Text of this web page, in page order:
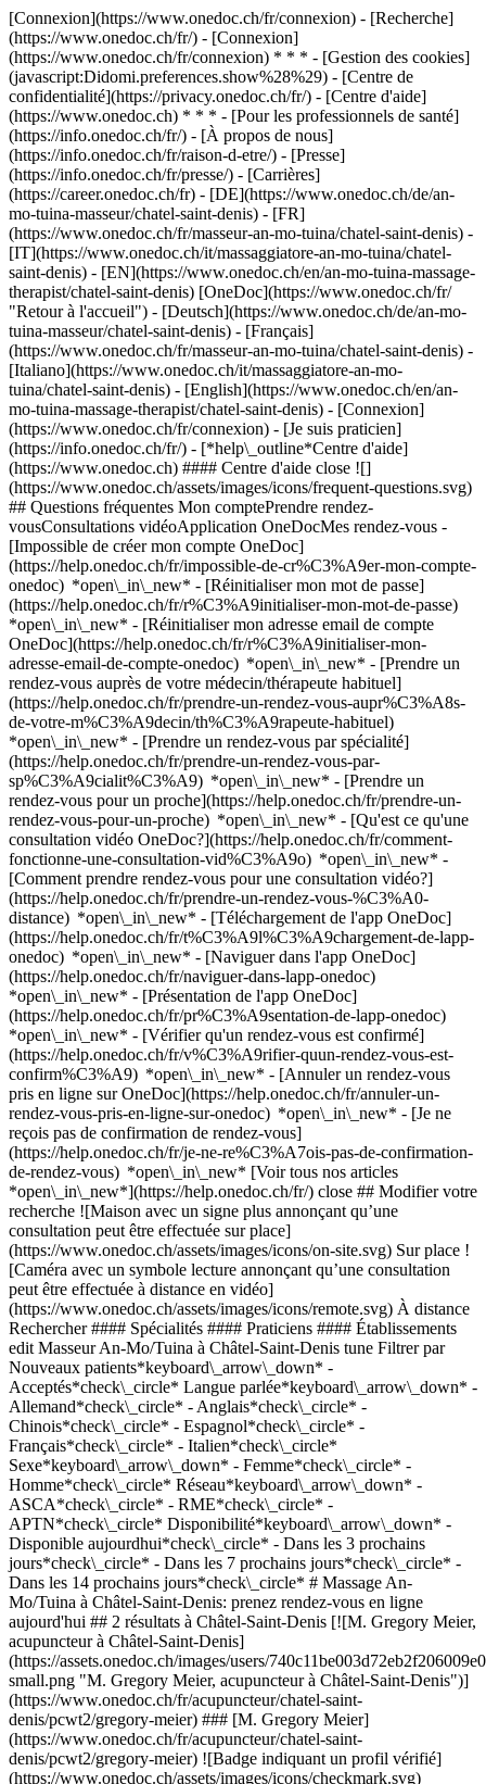
[Connexion](https://www.onedoc.ch/fr/connexion) - [Recherche]
(https://www.onedoc.ch/fr/) - [Connexion]
(https://www.onedoc.ch/fr/connexion) * * * - [Gestion des cookies]
(javascript:Didomi.preferences.show%28%29) - [Centre de
confidentialité](https://privacy.onedoc.ch/fr/) - [Centre d'aide]
(https://www.onedoc.ch) * * * - [Pour les professionnels de santé]
(https://info.onedoc.ch/fr/) - [À propos de nous]
(https://info.onedoc.ch/fr/raison-d-etre/) - [Presse]
(https://info.onedoc.ch/fr/presse/) - [Carrières]
(https://career.onedoc.ch/fr) - [DE](https://www.onedoc.ch/de/an-
mo-tuina-masseur/chatel-saint-denis) - [FR]
(https://www.onedoc.ch/fr/masseur-an-mo-tuina/chatel-saint-denis) -
[IT](https://www.onedoc.ch/it/massaggiatore-an-mo-tuina/chatel-
saint-denis) - [EN](https://www.onedoc.ch/en/an-mo-tuina-massage-
therapist/chatel-saint-denis) [OneDoc](https://www.onedoc.ch/fr/
"Retour à l'accueil") - [Deutsch](https://www.onedoc.ch/de/an-mo-
tuina-masseur/chatel-saint-denis) - [Français]
(https://www.onedoc.ch/fr/masseur-an-mo-tuina/chatel-saint-denis) -
[Italiano](https://www.onedoc.ch/it/massaggiatore-an-mo-
tuina/chatel-saint-denis) - [English](https://www.onedoc.ch/en/an-
mo-tuina-massage-therapist/chatel-saint-denis) - [Connexion]
(https://www.onedoc.ch/fr/connexion) - [Je suis praticien]
(https://info.onedoc.ch/fr/) - [*help\_outline*Centre d'aide]
(https://www.onedoc.ch) #### Centre d'aide close ![]
(https://www.onedoc.ch/assets/images/icons/frequent-questions.svg)
## Questions fréquentes Mon comptePrendre rendez-
vousConsultations vidéoApplication OneDocMes rendez-vous -
[Impossible de créer mon compte OneDoc]
(https://help.onedoc.ch/fr/impossible-de-cr%C3%A9er-mon-compte-
onedoc) *open\_in\_new* - [Réinitialiser mon mot de passe]
(https://help.onedoc.ch/fr/r%C3%A9initialiser-mon-mot-de-passe)
*open\_in\_new* - [Réinitialiser mon adresse email de compte
OneDoc](https://help.onedoc.ch/fr/r%C3%A9initialiser-mon-
adresse-email-de-compte-onedoc) *open\_in\_new* - [Prendre un
rendez-vous auprès de votre médecin/thérapeute habituel]
(https://help.onedoc.ch/fr/prendre-un-rendez-vous-aupr%C3%A8s-
de-votre-m%C3%A9decin/th%C3%A9rapeute-habituel)
*open\_in\_new* - [Prendre un rendez-vous par spécialité]
(https://help.onedoc.ch/fr/prendre-un-rendez-vous-par-
sp%C3%A9cialit%C3%A9) *open\_in\_new* - [Prendre un
rendez-vous pour un proche](https://help.onedoc.ch/fr/prendre-un-
rendez-vous-pour-un-proche) *open\_in\_new* - [Qu'est ce qu'une
consultation vidéo OneDoc?](https://help.onedoc.ch/fr/comment-
fonctionne-une-consultation-vid%C3%A9o) *open\_in\_new* -
[Comment prendre rendez-vous pour une consultation vidéo?]
(https://help.onedoc.ch/fr/prendre-un-rendez-vous-%C3%A0-
distance) *open\_in\_new* - [Téléchargement de l'app OneDoc]
(https://help.onedoc.ch/fr/t%C3%A9l%C3%A9chargement-de-lapp-
onedoc) *open\_in\_new* - [Naviguer dans l'app OneDoc]
(https://help.onedoc.ch/fr/naviguer-dans-lapp-onedoc)
*open\_in\_new* - [Présentation de l'app OneDoc]
(https://help.onedoc.ch/fr/pr%C3%A9sentation-de-lapp-onedoc)
*open\_in\_new* - [Vérifier qu'un rendez-vous est confirmé](https://help.onedoc.ch/fr/v%C3%A9rifier-quun-rendez-vous-est-confirm%C3%A9) *open\_in\_new* - [Annuler un rendez-vous pris en ligne sur OneDoc](https://help.onedoc.ch/fr/annuler-un-rendez-vous-pris-en-ligne-sur-onedoc) *open\_in\_new* - [Je ne reçois pas de confirmation de rendez-vous](https://help.onedoc.ch/fr/je-ne-re%C3%A7ois-pas-de-confirmation-de-rendez-vous) *open\_in\_new* [Voir tous nos articles *open\_in\_new*](https://help.onedoc.ch/fr/) close ## Modifier votre recherche ![Maison avec un signe plus annonçant qu’une consultation peut être effectuée sur place](https://www.onedoc.ch/assets/images/icons/on-site.svg) Sur place ![Caméra avec un symbole lecture annonçant qu’une consultation peut être effectuée à distance en vidéo](https://www.onedoc.ch/assets/images/icons/remote.svg) À distance Rechercher #### Spécialités #### Praticiens #### Établissements edit Masseur An-Mo/Tuina à Châtel-Saint-Denis tune Filtrer par Nouveaux patients*keyboard\_arrow\_down* - Acceptés*check\_circle* Langue parlée*keyboard\_arrow\_down* - Allemand*check\_circle* - Anglais*check\_circle* - Chinois*check\_circle* - Espagnol*check\_circle* - Français*check\_circle* - Italien*check\_circle* Sexe*keyboard\_arrow\_down* - Femme*check\_circle* - Homme*check\_circle* Réseau*keyboard\_arrow\_down* - ASCA*check\_circle* - RME*check\_circle* - APTN*check\_circle* Disponibilité*keyboard\_arrow\_down* - Disponible aujourdhui*check\_circle* - Dans les 3 prochains jours*check\_circle* - Dans les 7 prochains jours*check\_circle* - Dans les 14 prochains jours*check\_circle* # Massage An-Mo/Tuina à Châtel-Saint-Denis: prenez rendez-vous en ligne aujourd'hui ## 2 résultats à Châtel-Saint-Denis [![M. Gregory Meier, acupuncteur à Châtel-Saint-Denis](https://assets.onedoc.ch/images/users/740c11be003d72eb2f206009e01ee8322395b1ec23f9385c6668c28e6cedb6eb-small.png "M. Gregory Meier, acupuncteur à Châtel-Saint-Denis")](https://www.onedoc.ch/fr/acupuncteur/chatel-saint-denis/pcwt2/gregory-meier) ### [M. Gregory Meier](https://www.onedoc.ch/fr/acupuncteur/chatel-saint-denis/pcwt2/gregory-meier) ![Badge indiquant un profil vérifié](https://www.onedoc.ch/assets/images/icons/checkmark.svg) [Acupuncteur](https://www.onedoc.ch/fr/acupuncteur/chatel-saint-denis), Masseur An-Mo/Tuina [Sinensis Médecine Chinoise](https://www.onedoc.ch/fr/cabinet-de-groupe/chatel-saint-denis/ebcss/sinensis-medecine-chinoise) Route de Vevey 5 1618 Châtel-Saint-Denis ![M. Gregory Meier est affilié au réseau ASCA](https://assets.onedoc.ch/images/networks/logos/496d325fd4282f2f0a46197dd629fd16fcd2d324839e441a2a65aaa74df08a15-small.png)![M. Gregory Meier est affilié au réseau RME](https://assets.onedoc.ch/images/networks/logos/a202aabd14cdddb5ff03205af2481fb805645ff903773c55a6c572d22f23762e-small.png) ![Icône patient avec un signe plus annonçant que le professionnel accepte de nouveaux patients](https://www.onedoc.ch/assets/images/icons/new-patients.svg)Accepte les nouveaux patients [Réserver un RDV](https://www.onedoc.ch/fr/acupuncteur/chatel-saint-denis/pcwt2/gregory-meier) *chevron\_left* lun. 03 août *chevron\_right* Voir plus de rendez-vous *error\_outline* Une erreur s'est produite lors du chargement des disponibilités [Réessayer](https://www.onedoc.ch) [![Mme Elyse Fogel, acupunctrice à Châtel-Saint-Denis](https://assets.onedoc.ch/images/users/83be4480dd87176a275fe2924d1f6329a0586e1ea9f51b38a36a61a950028c68-small.png "Mme Elyse Fogel, acupunctrice à Châtel-Saint-Denis")](https://www.onedoc.ch/fr/acupunctrice/chatel-saint-denis/pcwty/elyse-fogel) ### [Mme Elyse Fogel](https://www.onedoc.ch/fr/acupunctrice/chatel-saint-denis/pcwty/elyse-fogel) ![Badge indiquant un profil vérifié](https://www.onedoc.ch/assets/images/icons/checkmark.svg) [Acupunctrice](https://www.onedoc.ch/fr/acupuncteur/chatel-saint-denis), Masseuse An-Mo/Tuina [Sinensis Médecine Chinoise](https://www.onedoc.ch/fr/cabinet-de-groupe/chatel-saint-denis/ebcss/sinensis-medecine-chinoise) Route de Vevey 5 1618 Châtel-Saint-Denis ![Mme Elyse Fogel est affiliée au réseau ASCA](https://assets.onedoc.ch/images/networks/logos/496d325fd4282f2f0a46197dd629fd16fcd2d324839e441a2a65aaa74df08a15-small.png)![Mme Elyse Fogel est affiliée au réseau RME](https://assets.onedoc.ch/images/networks/logos/a202aabd14cdddb5ff03205af2481fb805645ff903773c55a6c572d22f23762e-small.png) ![Icône patient avec un signe plus annonçant que le professionnel accepte de nouveaux patients](https://www.onedoc.ch/assets/images/icons/new-patients.svg)Accepte les nouveaux patients [Réserver un RDV](https://www.onedoc.ch/fr/acupunctrice/chatel-saint-denis/pcwty/elyse-fogel) *chevron\_left* lun. 03 août *chevron\_right* Voir plus de rendez-vous *error\_outline* Une erreur s'est produite lors du chargement des disponibilités [Réessayer](https://www.onedoc.ch) ## __Masseurs An-Mo/Tuina__: d'autres spécialistes sont réservables en ligne dans les environs de __Châtel-Saint-Denis__ [![M. Nicolas Vannod, acupuncteur à Corsier-sur-Vevey](https://assets.onedoc.ch/images/users/59c5562843888dd145a607254df8286ef6072c26993b490ec520b60b0f42aa82-small.png "M. Nicolas Vannod, acupuncteur à Corsier-sur-Vevey")](https://www.onedoc.ch/fr/acupuncteur/corsier-sur-vevey/pcvtq/nicolas-vannod) ### [M. Nicolas Vannod](https://www.onedoc.ch/fr/acupuncteur/corsier-sur-vevey/pcvtq/nicolas-vannod) ![Badge indiquant un profil vérifié](https://www.onedoc.ch/assets/images/icons/checkmark.svg) [Acupuncteur](https://www.onedoc.ch/fr/acupuncteur/corsier-sur-vevey), [Masseur An-Mo/Tuina](https://www.onedoc.ch/fr/masseur-an-mo-tuina/corsier-sur-vevey) ACULIBRIUM Acupuncteur - Infirmier Route de Corseaux 4 1804 Corsier-sur-Vevey ![M. Nicolas Vannod est affilié au réseau ASCA](https://assets.onedoc.ch/images/networks/logos/496d325fd4282f2f0a46197dd629fd16fcd2d324839e441a2a65aaa74df08a15-small.png)![M. Nicolas Vannod est affilié au réseau RME](https://assets.onedoc.ch/images/networks/logos/a202aabd14cdddb5ff03205af2481fb805645ff903773c55a6c572d22f23762e-small.png) ![Icône patient avec un signe plus annonçant que le professionnel accepte de nouveaux patients](https://www.onedoc.ch/assets/images/icons/new-patients.svg)Accepte les nouveaux patients [Réserver un RDV](https://www.onedoc.ch/fr/acupuncteur/corsier-sur-vevey/pcvtq/nicolas-vannod) *chevron\_left* lun. 03 août *chevron\_right* Voir plus de rendez-vous *error\_outline* Une erreur s'est produite lors du chargement des disponibilités [Réessayer](https://www.onedoc.ch) [![Mme Sarah Schnyder, acupunctrice à Cully](https://assets.onedoc.ch/images/users/7421c07c268a8fda4ae3d925996727f2e6d775ee4f5266de4b89e7c083bdf934-small.jpg "Mme Sarah Schnyder, acupunctrice à Cully")](https://www.onedoc.ch/fr/acupunctrice/cully/pcvmr/sarah-schnyder) ### [Mme Sarah Schnyder](https://www.onedoc.ch/fr/acupunctrice/cully/pcvmr/sarah-schnyder) ![Badge indiquant un profil vérifié](https://www.onedoc.ch/assets/images/icons/checkmark.svg) [Acupunctrice](https://www.onedoc.ch/fr/acupuncteur/cully), [Masseuse An-Mo/Tuina](https://www.onedoc.ch/fr/masseur-an-mo-tuina/cully) Sarah Schnyder - Médecine Traditionnelle Chinoise Route de Lausanne 101 1096 Cully ![Mme Sarah Schnyder est affiliée au réseau ASCA](https://assets.onedoc.ch/images/networks/logos/496d325fd4282f2f0a46197dd629fd16fcd2d324839e441a2a65aaa74df08a15-small.png)![Mme Sarah Schnyder est affiliée au réseau RME](https://assets.onedoc.ch/images/networks/logos/a202aabd14cdddb5ff03205af2481fb805645ff903773c55a6c572d22f23762e-small.png)![Mme Sarah Schnyder est affiliée au réseau APTN](https://assets.onedoc.ch/images/networks/logos/acc17c8b8dc440ad01d2aa3030ef85b08b0379c84d0e86cfe5402c471516a0c9-small.png) ![Icône patient avec un signe plus annonçant que le professionnel accepte de nouveaux patients](https://www.onedoc.ch/assets/images/icons/new-patients.svg)Accepte les nouveaux patients [Réserver un RDV](https://www.onedoc.ch/fr/acupunctrice/cully/pcvmr/sarah-schnyder) *chevron\_left* lun. 03 août *chevron\_right* Voir plus de rendez-vous *error\_outline* Une erreur s'est produite lors du chargement des disponibilités [Réessayer](https://www.onedoc.ch) [![Mme Aurelia Coniglio, acupunctrice à Pully](https://assets.onedoc.ch/images/users/ad221792253240611ef4a443366a8c755f129c52e63aed4f04cb5d91f3431e6d-small.jpg "Mme Aurelia Coniglio, acupunctrice à Pully")](https://www.onedoc.ch/fr/acupunctrice/pully/pccaq/aurelia-coniglio) ### [Mme Aurelia Coniglio](https://www.onedoc.ch/fr/acupunctrice/pully/pccaq/aurelia-coniglio) ![Badge indiquant un profil vérifié](https://www.onedoc.ch/assets/images/icons/checkmark.svg) [Acupunctrice](https://www.onedoc.ch/fr/acupuncteur/pully), [Masseuse An-Mo/Tuina](https://www.onedoc.ch/fr/masseur-an-mo-tuina/pully) Reve de Soie - Pully Chemin des Osches 75 1009 Pully ![Mme Aurelia Coniglio est affiliée au réseau ASCA](https://assets.onedoc.ch/images/networks/logos/496d325fd4282f2f0a46197dd629fd16fcd2d324839e441a2a65aaa74df08a15-small.png)![Mme Aurelia Coniglio est affiliée au réseau RME](https://assets.onedoc.ch/images/networks/logos/a202aabd14cdddb5ff03205af2481fb805645ff903773c55a6c572d22f23762e-small.png)![Mme Aurelia Coniglio est affiliée au réseau APTN](https://assets.onedoc.ch/images/networks/logos/acc17c8b8dc440ad01d2aa3030ef85b08b0379c84d0e86cfe5402c471516a0c9-small.png) ![Icône patient avec un signe plus annonçant que le professionnel accepte de nouveaux patients](https://www.onedoc.ch/assets/images/icons/new-patients.svg)Accepte les nouveaux patients [Réserver un RDV](https://www.onedoc.ch/fr/acupunctrice/pully/pccaq/aurelia-coniglio) [![M. David Riemarzik, acupuncteur à Lausanne](https://assets.onedoc.ch/images/users/0d7643c4972c3306b39c259098658cf9f95b7b96335db4d747b02e1e2bad35e7-small.jpg "M. David Riemarzik, acupuncteur à Lausanne")](https://www.onedoc.ch/fr/acupuncteur/lausanne/pcvoe/david-riemarzik) ### [M.